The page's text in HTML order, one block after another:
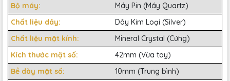
Bộ máy:
Máy Pin (Máy Quartz)
Chất liệu dây:
Dây Kim Loại (Silver)
Chất liệu mặt kính:
Mineral Crystal (Cứng)
Kích thước mặt số:
42mm (Vừa tay)
Bề dày mặt số:
10mm (Trung bình)